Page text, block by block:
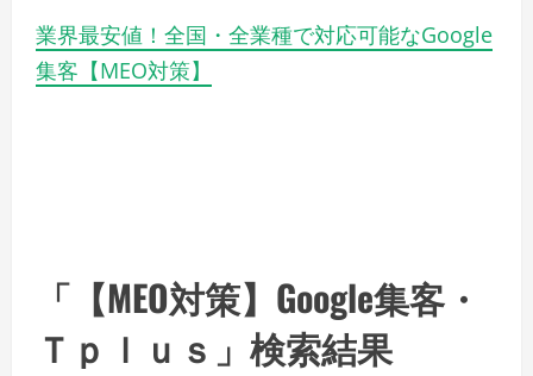
業界最安値！全国・全業種で対応可能なGoogle
集客【MEO対策】
「【MEO対策】Google集客・
Ｔｐｌｕｓ」検索結果